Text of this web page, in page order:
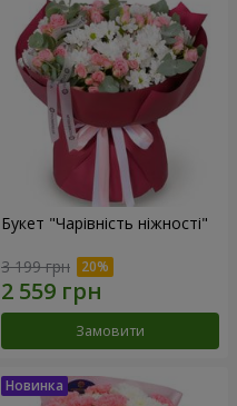
Букет "Чарівність ніжності"
3 199 грн
Замовити